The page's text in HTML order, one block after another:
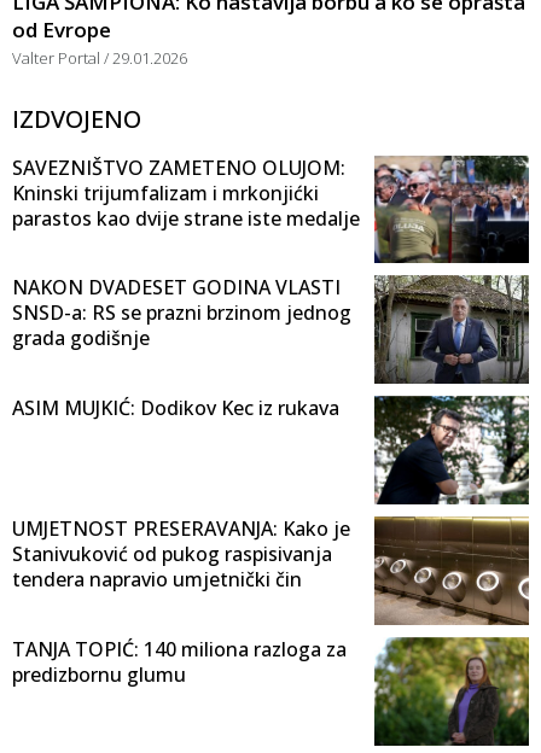
od Evrope
Valter Portal 29.01.2026
IZDVOJENO
SAVEZNIŠTVO ZAMETENO OLUJOM:
Kninski trijumfalizam i mrkonjićki
parastos kao dvije strane iste medalje
NAKON DVADESET GODINA VLASTI
SNSD-a: RS se prazni brzinom jednog
grada godišnje
ASIM MUJKIĆ: Dodikov Kec iz rukava
UMJETNOST PRESERAVANJA: Kako je
Stanivuković od pukog raspisivanja
tendera napravio umjetnički čin
TANJA TOPIĆ: 140 miliona razloga za
predizbornu glumu